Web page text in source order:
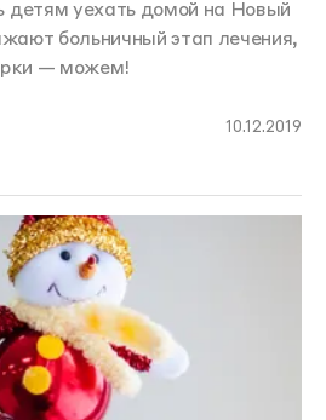
уехать домой на Новый
больничный этап лечения,
— можем!
10.12.2019